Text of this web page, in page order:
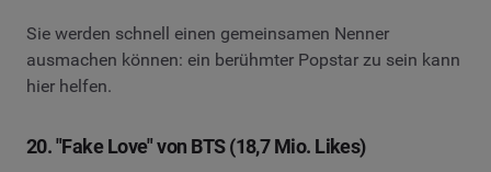
Sie werden schnell einen gemeinsamen Nenner
ausmachen können: ein berühmter Popstar zu sein kann
hier helfen.
20. "Fake Love" von BTS (18,7 Mio. Likes)